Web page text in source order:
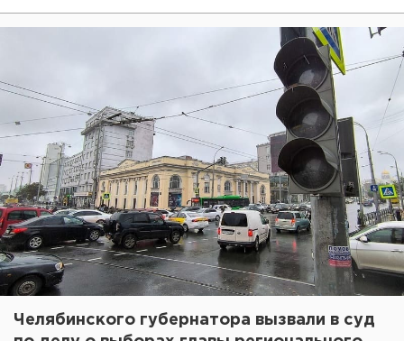
Челябинского губернатора вызвали в суд